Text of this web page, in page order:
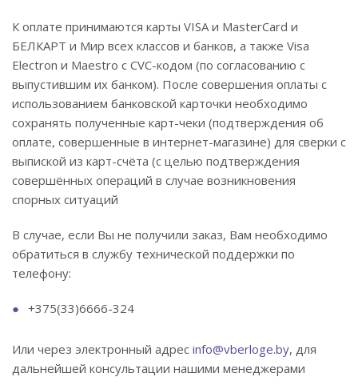
К оплате принимаются карты VISA и MasterCard и
БЕЛКАРТ и Мир всех классов и банков, а также Visa
Electron и Maestro с CVC-кодом (по согласованию с
выпустившим их банком). После совершения оплаты с
использованием банковской карточки необходимо
сохранять полученные карт-чеки (подтверждения об
оплате, совершенные в интернет-магазине) для сверки с
выпиской из карт-счёта (с целью подтверждения
совершённых операций в случае возникновения
спорных ситуаций
В случае, если Вы не получили заказ, Вам необходимо
обратиться в службу технической поддержки по
телефону:
+375(33)6666-324
Или через электронный адрес info@vberloge.by, для
дальнейшей консультации нашими менеджерами